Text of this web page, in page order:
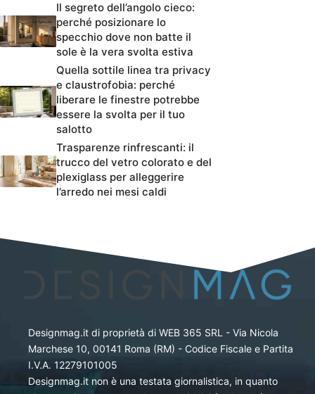
Il segreto dell’angolo cieco:
perché posizionare lo
specchio dove non batte il
sole è la vera svolta estiva
Quella sottile linea tra privacy
e claustrofobia: perché
liberare le finestre potrebbe
essere la svolta per il tuo
salotto
Trasparenze rinfrescanti: il
trucco del vetro colorato e del
plexiglass per alleggerire
l’arredo nei mesi caldi
Designmag.it di proprietà di WEB 365 SRL - Via Nicola
Marchese 10, 00141 Roma (RM) - Codice Fiscale e Partita
I.V.A. 12279101005
Designmag.it non è una testata giornalistica, in quanto